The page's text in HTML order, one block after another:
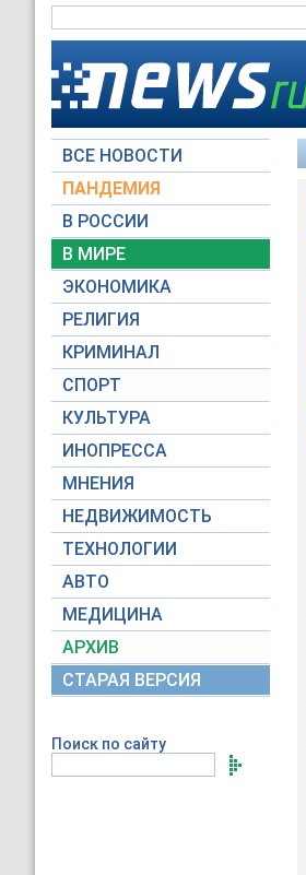
ВСЕ НОВОСТИ
ПАНДЕМИЯ
В РОССИИ
В МИРЕ
ЭКОНОМИКА
РЕЛИГИЯ
КРИМИНАЛ
СПОРТ
КУЛЬТУРА
ИНОПРЕССА
МНЕНИЯ
НЕДВИЖИМОСТЬ
ТЕХНОЛОГИИ
АВТО
МЕДИЦИНА
АРХИВ
СТАРАЯ ВЕРСИЯ
Поиск по сайту